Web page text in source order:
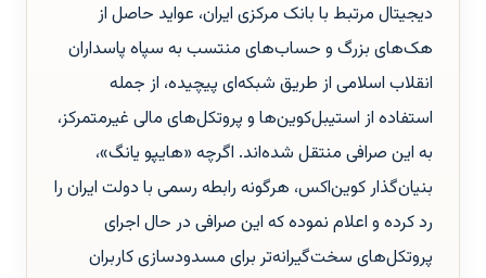
دیجیتال مرتبط با بانک مرکزی ایران، عواید حاصل از
هک‌های بزرگ و حساب‌های منتسب به سپاه پاسداران
انقلاب اسلامی از طریق شبکه‌ای پیچیده، از جمله
استفاده از استیبل‌کوین‌ها و پروتکل‌های مالی غیرمتمرکز،
به این صرافی منتقل شده‌اند. اگرچه «هایپو یانگ»،
بنیان‌گذار کوین‌اکس، هرگونه رابطه رسمی با دولت ایران را
رد کرده و اعلام نموده که این صرافی در حال اجرای
پروتکل‌های سخت‌گیرانه‌تر برای مسدودسازی کاربران